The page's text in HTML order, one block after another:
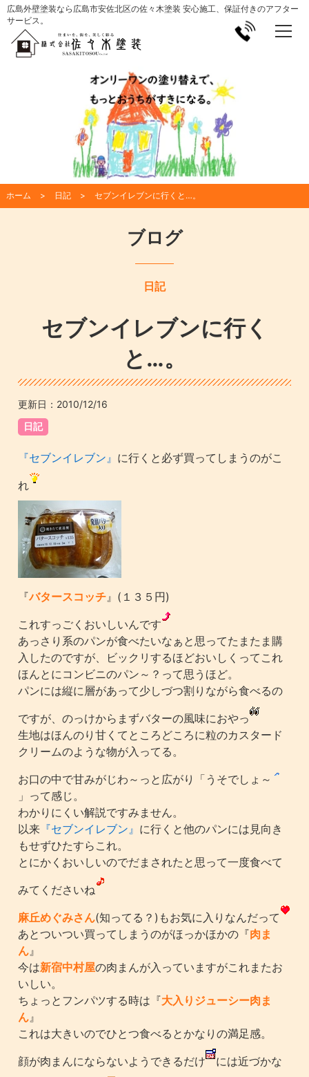
広島外壁塗装なら広島市安佐北区の佐々木塗装 安心施工、保証付きのアフター
サービス。
ホーム 日記 セブンイレブンに行くと…。
ブログ
日記
セブンイレブンに行く
と…。
更新日： 2010/12/16
日記
『セブンイレブン』 に行くと必ず買ってしまうのがこ
れ
『バタースコッチ 』(１３５円)
これすっごくおいしいんです
あっさり系のパンが食べたいなぁと思ってたまたま購
入したのですが、ビックリするほどおいしくってこれ
ほんとにコンビニのパン～？って思うほど。
パンには縦に層があって少しづつ割りながら食べるの
ですが、のっけからまずバターの風味におやっ
生地はほんのり甘くてところどころに粒のカスタード
クリームのような物が入ってる。
お口の中で甘みがじわ～っと広がり「うそでしょ～
」って感じ。
わかりにくい解説ですみません。
以来 『セブンイレブン』 に行くと他のパンには見向き
もせずひたすらこれ。
とにかくおいしいのでだまされたと思って一度食べて
みてくださいね
麻丘めぐみさん(知ってる？)もお気に入りなんだって
あとついつい買ってしまうのがほっかほかの『肉ま
ん 』
今は新宿中村屋の肉まんが入っていますがこれまたお
いしい。
ちょっとフンパツする時は『大入りジューシー肉ま
ん 』
これは大きいのでひとつ食べるとかなりの満足感。
顔が肉まんにならないようできるだけ
には近づかな